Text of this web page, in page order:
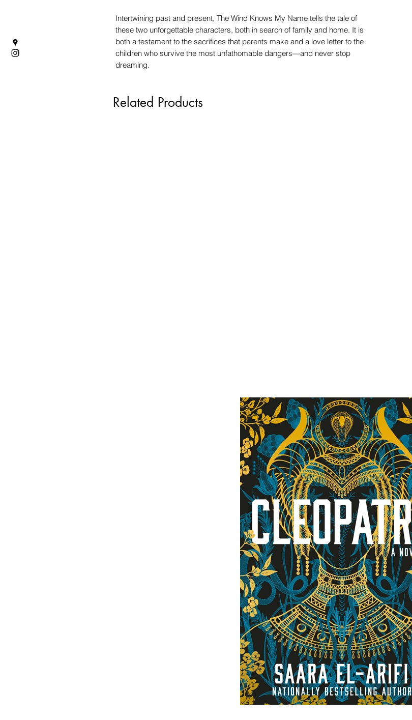
Intertwining past and present, The Wind Knows My Name tells the tale of
these two unforgettable characters, both in search of family and home. It is
both a testament to the sacrifices that parents make and a love letter to the
children who survive the most unfathomable dangers—and never stop
dreaming.
Related Products